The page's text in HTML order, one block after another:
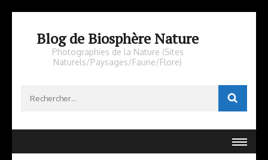
Blog de Biosphère Nature
Photographies de la Nature (Sites
Naturels/Paysages/Faune/Flore)